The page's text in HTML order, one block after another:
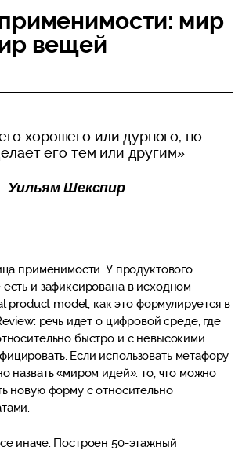
мир
вещей
хорошего или дурного, но
его тем или другим»
Уильям Шекспир
применимости. У продуктового
и зафиксирована в исходном
product model, как это формулируется в
речь идет о цифровой среде, где
быстро и с невысокими
Если использовать метафору
назвать «миром идей»: то, что можно
новую форму с относительно
иначе. Построен 50-этажный